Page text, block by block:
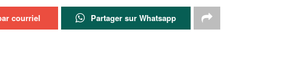
courriel Partager sur Whatsapp